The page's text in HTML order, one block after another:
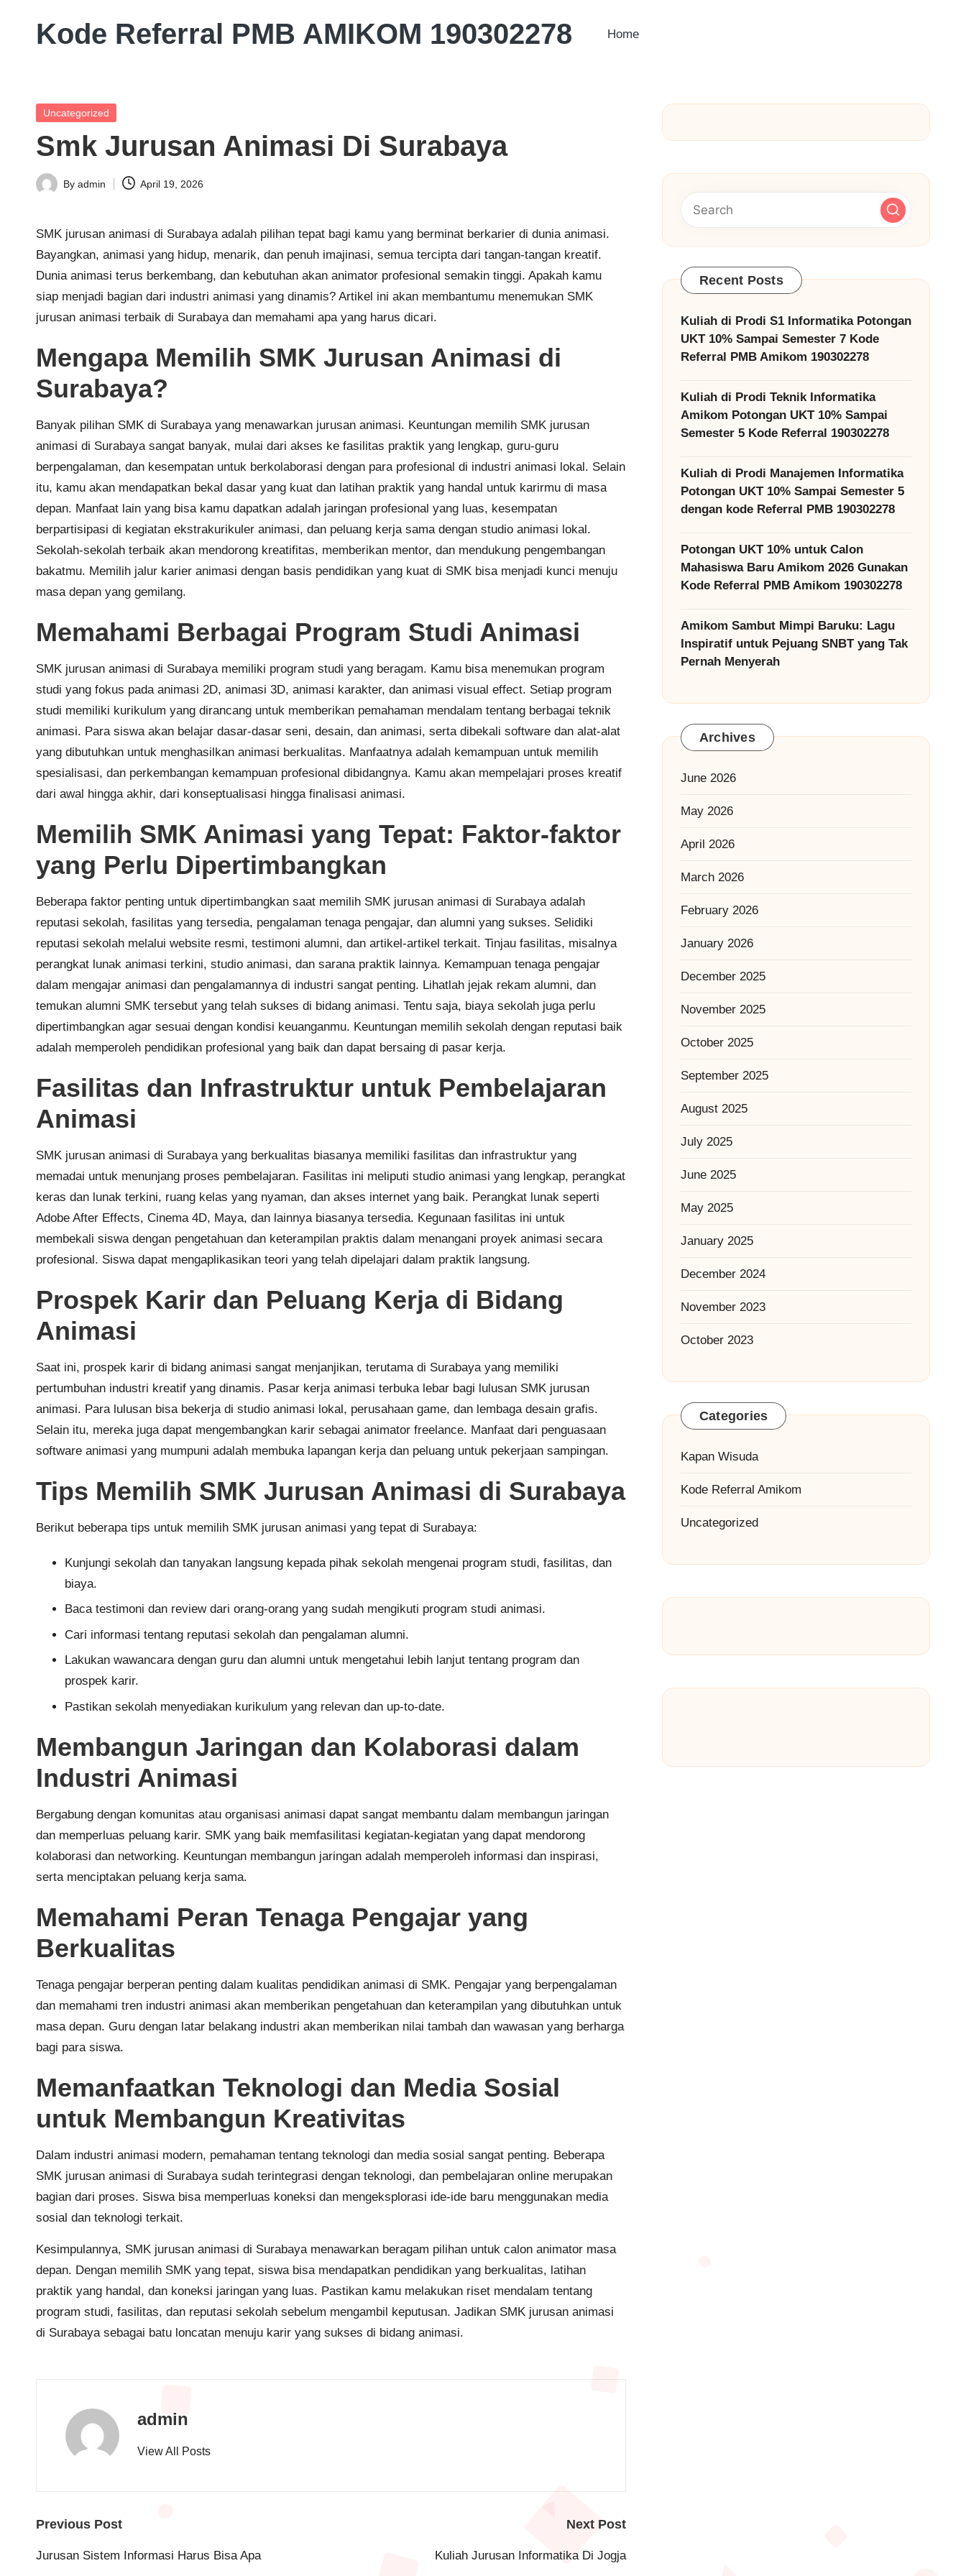
Kode Referral PMB AMIKOM 190302278
Akademik
Potongan
UKT
Home
Posted
Uncategorized
Smk Jurusan Animasi Di Surabaya
Posted
By admin April 19, 2026
SMK jurusan animasi di Surabaya adalah pilihan tepat bagi kamu yang berminat berkarier di dunia animasi.
Bayangkan, animasi yang hidup, menarik, dan penuh imajinasi, semua tercipta dari tangan-tangan kreatif.
Dunia animasi terus berkembang, dan kebutuhan akan animator profesional semakin tinggi. Apakah kamu
siap menjadi bagian dari industri animasi yang dinamis? Artikel ini akan membantumu menemukan SMK
jurusan animasi terbaik di Surabaya dan memahami apa yang harus dicari.
Mengapa Memilih SMK Jurusan Animasi di
Surabaya?
Banyak pilihan SMK di Surabaya yang menawarkan jurusan animasi. Keuntungan memilih SMK jurusan
animasi di Surabaya sangat banyak, mulai dari akses ke fasilitas praktik yang lengkap, guru-guru
berpengalaman, dan kesempatan untuk berkolaborasi dengan para profesional di industri animasi lokal. Selain
itu, kamu akan mendapatkan bekal dasar yang kuat dan latihan praktik yang handal untuk karirmu di masa
depan. Manfaat lain yang bisa kamu dapatkan adalah jaringan profesional yang luas, kesempatan
berpartisipasi di kegiatan ekstrakurikuler animasi, dan peluang kerja sama dengan studio animasi lokal.
Sekolah-sekolah terbaik akan mendorong kreatifitas, memberikan mentor, dan mendukung pengembangan
bakatmu. Memilih jalur karier animasi dengan basis pendidikan yang kuat di SMK bisa menjadi kunci menuju
masa depan yang gemilang.
Memahami Berbagai Program Studi Animasi
SMK jurusan animasi di Surabaya memiliki program studi yang beragam. Kamu bisa menemukan program
studi yang fokus pada animasi 2D, animasi 3D, animasi karakter, dan animasi visual effect. Setiap program
studi memiliki kurikulum yang dirancang untuk memberikan pemahaman mendalam tentang berbagai teknik
animasi. Para siswa akan belajar dasar-dasar seni, desain, dan animasi, serta dibekali software dan alat-alat
yang dibutuhkan untuk menghasilkan animasi berkualitas. Manfaatnya adalah kemampuan untuk memilih
spesialisasi, dan perkembangan kemampuan profesional dibidangnya. Kamu akan mempelajari proses kreatif
dari awal hingga akhir, dari konseptualisasi hingga finalisasi animasi.
Memilih SMK Animasi yang Tepat: Faktor-faktor
yang Perlu Dipertimbangkan
Beberapa faktor penting untuk dipertimbangkan saat memilih SMK jurusan animasi di Surabaya adalah
reputasi sekolah, fasilitas yang tersedia, pengalaman tenaga pengajar, dan alumni yang sukses. Selidiki
reputasi sekolah melalui website resmi, testimoni alumni, dan artikel-artikel terkait. Tinjau fasilitas, misalnya
perangkat lunak animasi terkini, studio animasi, dan sarana praktik lainnya. Kemampuan tenaga pengajar
dalam mengajar animasi dan pengalamannya di industri sangat penting. Lihatlah jejak rekam alumni, dan
temukan alumni SMK tersebut yang telah sukses di bidang animasi. Tentu saja, biaya sekolah juga perlu
dipertimbangkan agar sesuai dengan kondisi keuanganmu. Keuntungan memilih sekolah dengan reputasi baik
adalah memperoleh pendidikan profesional yang baik dan dapat bersaing di pasar kerja.
Fasilitas dan Infrastruktur untuk Pembelajaran
Animasi
SMK jurusan animasi di Surabaya yang berkualitas biasanya memiliki fasilitas dan infrastruktur yang
memadai untuk menunjang proses pembelajaran. Fasilitas ini meliputi studio animasi yang lengkap, perangkat
keras dan lunak terkini, ruang kelas yang nyaman, dan akses internet yang baik. Perangkat lunak seperti
Adobe After Effects, Cinema 4D, Maya, dan lainnya biasanya tersedia. Kegunaan fasilitas ini untuk
membekali siswa dengan pengetahuan dan keterampilan praktis dalam menangani proyek animasi secara
profesional. Siswa dapat mengaplikasikan teori yang telah dipelajari dalam praktik langsung.
Prospek Karir dan Peluang Kerja di Bidang
Animasi
Saat ini, prospek karir di bidang animasi sangat menjanjikan, terutama di Surabaya yang memiliki
pertumbuhan industri kreatif yang dinamis. Pasar kerja animasi terbuka lebar bagi lulusan SMK jurusan
animasi. Para lulusan bisa bekerja di studio animasi lokal, perusahaan game, dan lembaga desain grafis.
Selain itu, mereka juga dapat mengembangkan karir sebagai animator freelance. Manfaat dari penguasaan
software animasi yang mumpuni adalah membuka lapangan kerja dan peluang untuk pekerjaan sampingan.
Tips Memilih SMK Jurusan Animasi di Surabaya
Berikut beberapa tips untuk memilih SMK jurusan animasi yang tepat di Surabaya:
Kunjungi sekolah dan tanyakan langsung kepada pihak sekolah mengenai program studi, fasilitas, dan
biaya.
Baca testimoni dan review dari orang-orang yang sudah mengikuti program studi animasi.
Cari informasi tentang reputasi sekolah dan pengalaman alumni.
Lakukan wawancara dengan guru dan alumni untuk mengetahui lebih lanjut tentang program dan
prospek karir.
Pastikan sekolah menyediakan kurikulum yang relevan dan up-to-date.
Membangun Jaringan dan Kolaborasi dalam
Industri Animasi
Bergabung dengan komunitas atau organisasi animasi dapat sangat membantu dalam membangun jaringan
dan memperluas peluang karir. SMK yang baik memfasilitasi kegiatan-kegiatan yang dapat mendorong
kolaborasi dan networking. Keuntungan membangun jaringan adalah memperoleh informasi dan inspirasi,
serta menciptakan peluang kerja sama.
Memahami Peran Tenaga Pengajar yang
Berkualitas
Tenaga pengajar berperan penting dalam kualitas pendidikan animasi di SMK. Pengajar yang berpengalaman
dan memahami tren industri animasi akan memberikan pengetahuan dan keterampilan yang dibutuhkan untuk
masa depan. Guru dengan latar belakang industri akan memberikan nilai tambah dan wawasan yang berharga
bagi para siswa.
Memanfaatkan Teknologi dan Media Sosial
untuk Membangun Kreativitas
Dalam industri animasi modern, pemahaman tentang teknologi dan media sosial sangat penting. Beberapa
SMK jurusan animasi di Surabaya sudah terintegrasi dengan teknologi, dan pembelajaran online merupakan
bagian dari proses. Siswa bisa memperluas koneksi dan mengeksplorasi ide-ide baru menggunakan media
sosial dan teknologi terkait.
Kesimpulannya, SMK jurusan animasi di Surabaya menawarkan beragam pilihan untuk calon animator masa
depan. Dengan memilih SMK yang tepat, siswa bisa mendapatkan pendidikan yang berkualitas, latihan
praktik yang handal, dan koneksi jaringan yang luas. Pastikan kamu melakukan riset mendalam tentang
program studi, fasilitas, dan reputasi sekolah sebelum mengambil keputusan. Jadikan SMK jurusan animasi
di Surabaya sebagai batu loncatan menuju karir yang sukses di bidang animasi.
admin
View All Posts
Post
navigation
Previous Post
Jurusan Sistem Informasi Harus Bisa Apa
Next Post
Kuliah Jurusan Informatika Di Jogja
Recent Posts
Kuliah di Prodi S1 Informatika Potongan
UKT 10% Sampai Semester 7 Kode
Referral PMB Amikom 190302278
Kuliah di Prodi Teknik Informatika
Amikom Potongan UKT 10% Sampai
Semester 5 Kode Referral 190302278
Kuliah di Prodi Manajemen Informatika
Potongan UKT 10% Sampai Semester 5
dengan kode Referral PMB 190302278
Potongan UKT 10% untuk Calon
Mahasiswa Baru Amikom 2026 Gunakan
Kode Referral PMB Amikom 190302278
Amikom Sambut Mimpi Baruku: Lagu
Inspiratif untuk Pejuang SNBT yang Tak
Pernah Menyerah
Archives
June 2026
May 2026
April 2026
March 2026
February 2026
January 2026
December 2025
November 2025
October 2025
September 2025
August 2025
July 2025
June 2025
May 2025
January 2025
December 2024
November 2023
October 2023
Categories
Kapan Wisuda
Kode Referral Amikom
Uncategorized